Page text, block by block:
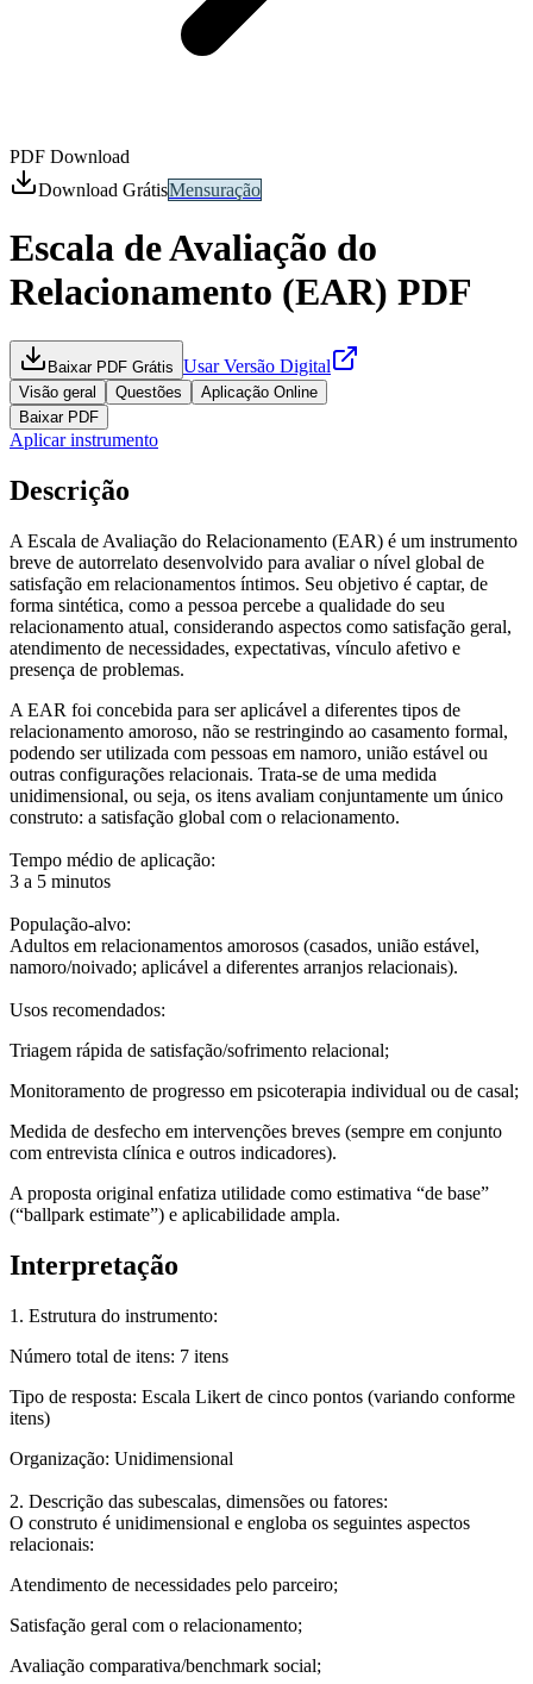
PDF Download
Download GrátisMensuração
Escala de Avaliação do
Relacionamento (EAR) PDF
Baixar PDF Grátis Usar Versão Digital
Visão geral Questões
Aplicação Online
Baixar PDF
Aplicar instrumento
Descrição
A Escala de Avaliação do Relacionamento (EAR) é um instrumento
breve de autorrelato desenvolvido para avaliar o nível global de
satisfação em relacionamentos íntimos. Seu objetivo é captar, de
forma sintética, como a pessoa percebe a qualidade do seu
relacionamento atual, considerando aspectos como satisfação geral,
atendimento de necessidades, expectativas, vínculo afetivo e
presença de problemas.
A EAR foi concebida para ser aplicável a diferentes tipos de
relacionamento amoroso, não se restringindo ao casamento formal,
podendo ser utilizada com pessoas em namoro, união estável ou
outras configurações relacionais. Trata-se de uma medida
unidimensional, ou seja, os itens avaliam conjuntamente um único
construto: a satisfação global com o relacionamento.
Tempo médio de aplicação:
3 a 5 minutos
População-alvo:
Adultos em relacionamentos amorosos (casados, união estável,
namoro/noivado; aplicável a diferentes arranjos relacionais).
Usos recomendados:
Triagem rápida de satisfação/sofrimento relacional;
Monitoramento de progresso em psicoterapia individual ou de casal;
Medida de desfecho em intervenções breves (sempre em conjunto
com entrevista clínica e outros indicadores).
A proposta original enfatiza utilidade como estimativa “de base”
(“ballpark estimate”) e aplicabilidade ampla.
Interpretação
1. Estrutura do instrumento:
Número total de itens: 7 itens
Tipo de resposta: Escala Likert de cinco pontos (variando conforme
itens)
Organização: Unidimensional
2. Descrição das subescalas, dimensões ou fatores:
O construto é unidimensional e engloba os seguintes aspectos
relacionais:
Atendimento de necessidades pelo parceiro;
Satisfação geral com o relacionamento;
Avaliação comparativa/benchmark social;